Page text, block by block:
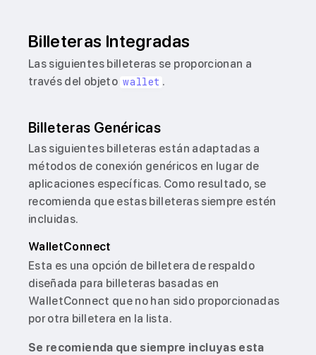
Billeteras Integradas
Las siguientes billeteras se proporcionan a
través del objeto wallet .
Billeteras Genéricas
Las siguientes billeteras están adaptadas a
métodos de conexión genéricos en lugar de
aplicaciones específicas. Como resultado, se
recomienda que estas billeteras siempre estén
incluidas.
WalletConnect
Esta es una opción de billetera de respaldo
diseñada para billeteras basadas en
WalletConnect que no han sido proporcionadas
por otra billetera en la lista.
Se recomienda que siempre incluyas esta